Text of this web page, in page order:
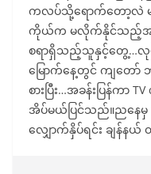
ကလပ်သို့ရောက်တော့လဲ
ကိုယ်က မလိုက်နိုင်သည့်အဖ
စရာရှိသည့်သူနှင့်တွေ့…လု
မြောက်နေ့တွင် ကျတော်
စားပြီး…အခန်းပြန်ကာ
အိပ်မယ်ပြင်သည်။ညနေ
လျှောက်နှိပ်ရင်း ချန်